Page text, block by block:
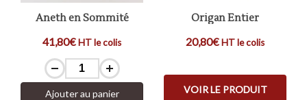
Aneth en Sommité
41,80€ HT le colis
Ajouter au panier
Origan Entier
20,80€ HT le colis
VOIR LE PRODUIT